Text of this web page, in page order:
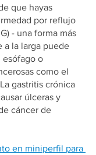
que hayas
por reflujo
- una forma más
a la larga puede
esófago o
como el
gastritis crónica
úlceras y
cáncer de
en miniperfil para